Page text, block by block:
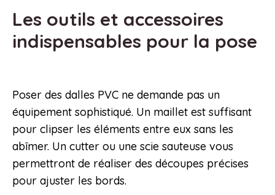
Les outils et accessoires
indispensables pour la pose
Poser des dalles PVC ne demande pas un
équipement sophistiqué. Un maillet est suffisant
pour clipser les éléments entre eux sans les
abîmer. Un cutter ou une scie sauteuse vous
permettront de réaliser des découpes précises
pour ajuster les bords.